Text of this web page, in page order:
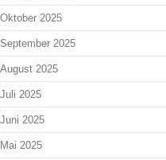
Oktober 2025
September 2025
August 2025
Juli 2025
Juni 2025
Mai 2025